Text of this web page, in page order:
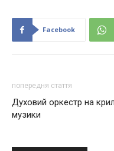
Facebook
попередня стаття
Духовий оркестр на
музики